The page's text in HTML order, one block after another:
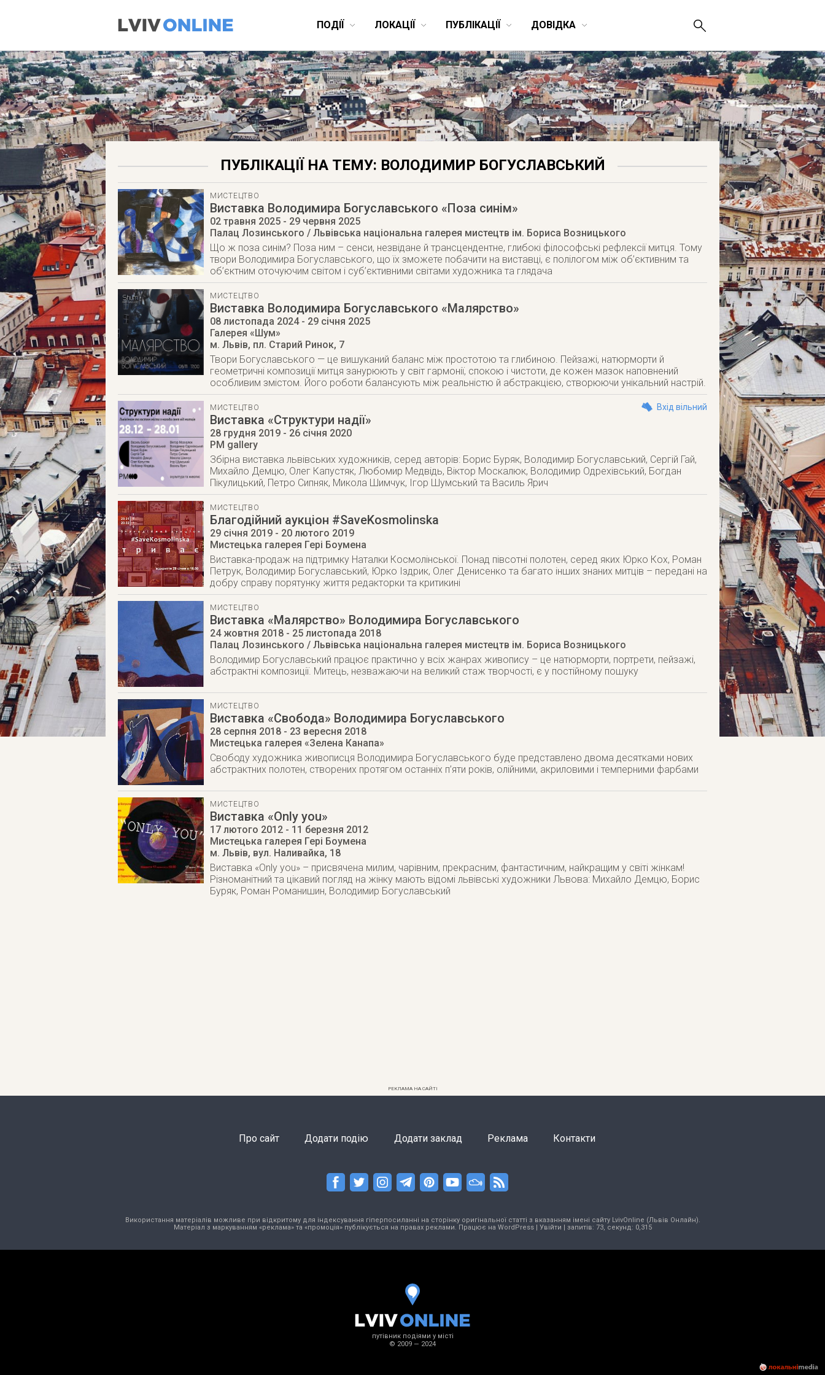
ПОДІЇ ЛОКАЦІЇ ПУБЛІКАЦІЇ ДОВІДКА
ПУБЛІКАЦІЇ НА ТЕМУ: ВОЛОДИМИР БОГУСЛАВСЬКИЙ
МИСТЕЦТВО
Виставка Володимира Богуславського «Поза синім»
02 травня 2025 - 29 червня 2025
Палац Лозинського / Львівська національна галерея мистецтв ім. Бориса Возницького
Що ж поза синім? Поза ним – сенси, незвідане й трансцендентне, глибокі філософські рефлексії митця. Тому
твори Володимира Богуславського, що їх зможете побачити на виставці, є полілогом між об’єктивним та
об’єктним оточуючим світом і суб’єктивними світами художника та глядача
МИСТЕЦТВО
Виставка Володимира Богуславського «Малярство»
08 листопада 2024- 29 січня 2025
Галерея «Шум»
м. Львів, пл. Старий Ринок, 7
Твори Богуславського — це вишуканий баланс між простотою та глибиною. Пейзажі, натюрморти й
геометричні композиції митця занурюють у світ гармонії, спокою і чистоти, де кожен мазок наповнений
особливим змістом. Його роботи балансують між реальністю й абстракцією, створюючи унікальний настрій.
МИСТЕЦТВО Вхід вільний
Виставка «Структури надії»
28 грудня 2019 - 26 січня 2020
PM gallery
Збірна виставка львівських художників, серед авторів: Борис Буряк, Володимир Богуславський, Сергій Гай,
Михайло Демцю, Олег Капустяк, Любомир Медвідь, Віктор Москалюк, Володимир Одрехівський, Богдан
Пікулицький, Петро Сипняк, Микола Шимчук, Ігор Шумський та Василь Ярич
МИСТЕЦТВО
Благодійний аукціон #SaveKosmolinska
29 січня 2019 - 20 лютого 2019
Мистецька галерея Гері Боумена
Виставка-продаж на підтримку Наталки Космолінської. Понад півсотні полотен, серед яких Юрко Кох, Роман
Петрук, Володимир Богуславський, Юрко Іздрик, Олег Денисенко та багато інших знаних митців – передані на
добру справу порятунку життя редакторки та критикині
МИСТЕЦТВО
Виставка «Малярство» Володимира Богуславського
24 жовтня 2018 - 25 листопада 2018
Палац Лозинського / Львівська національна галерея мистецтв ім. Бориса Возницького
Володимир Богуславський працює практично у всіх жанрах живопису – це натюрморти, портрети, пейзажі,
абстрактні композиції. Митець, незважаючи на великий стаж творчості, є у постійному пошуку
МИСТЕЦТВО
Виставка «Свобода» Володимира Богуславського
28 серпня 2018 - 23 вересня 2018
Мистецька галерея «Зелена Канапа»
Свободу художника живописця Володимира Богуславського буде представлено двома десятками нових
абстрактних полотен, створених протягом останніх п’яти років, олійними, акриловими і темперними фарбами
МИСТЕЦТВО
Виставка «Only you»
17 лютого 2012 - 11 березня 2012
Мистецька галерея Гері Боумена
м. Львів, вул. Наливайка, 18
Виставка «Only you» – присвячена милим, чарівним, прекрасним, фантастичним, найкращим у світі жінкам!
Різноманітний та цікавий погляд на жінку мають відомі львівські художники Львова: Михайло Демцю, Борис
Буряк, Роман Романишин, Володимир Богуславський
РЕКЛАМА НА САЙТІ
Про сайт Додати подію Додати заклад Реклама Контакти
Використання матеріалів можливе при відкритому для індексування гіперпосиланні на сторінку оригінальної статті з вказанням імені сайту LvivOnline (Львів Онлайн).
Матеріал з маркуванням «реклама» та «промоція» публікується на правах реклами. Працює на WordPress| Увійти | запитів: 73, секунд: 0,315
путівник подіями у місті
© 2009 — 2024